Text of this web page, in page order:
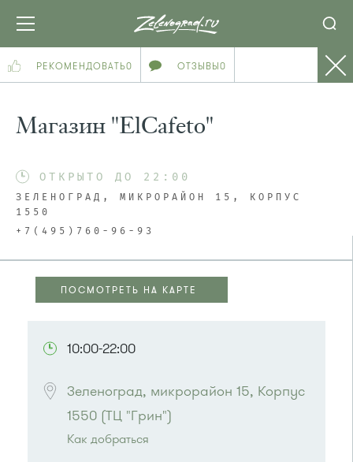
РЕКОМЕНДОВАТЬ0 ОТЗЫВЫ0
Магазин "ElCafeto"
ОТКРЫТО ДО 22:00
ЗЕЛЕНОГРАД, МИКРОРАЙОН 15, КОРПУС
1550
+7(495)760-96-93
ПОСМОТРЕТЬ НА КАРТЕ
10:00-22:00
Зеленоград, микрорайон 15, Корпус
1550 (ТЦ "Грин")
Как добраться